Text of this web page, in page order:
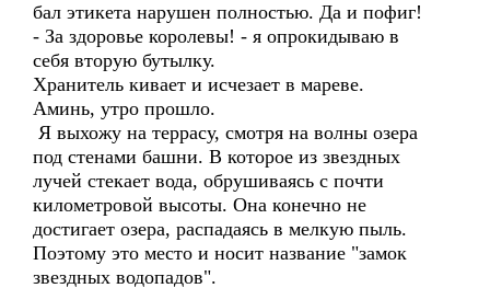
бал этикета нарушен полностью. Да и пофиг!
- За здоровье королевы! - я опрокидываю в
себя вторую бутылку.
Хранитель кивает и исчезает в мареве.
Аминь, утро прошло.
Я выхожу на террасу, смотря на волны озера
под стенами башни. В которое из звездных
лучей стекает вода, обрушиваясь с почти
километровой высоты. Она конечно не
достигает озера, распадаясь в мелкую пыль.
Поэтому это место и носит название "замок
звездных водопадов".